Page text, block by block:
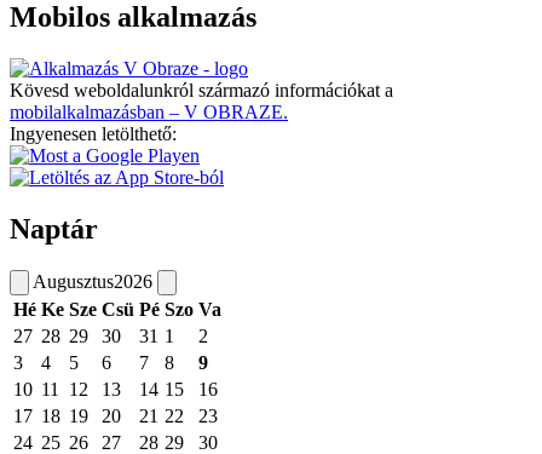
Mobilos alkalmazás
Kövesd weboldalunkról származó információkat a
mobilalkalmazásban – V OBRAZE.
Ingyenesen letölthető:
Naptár
Augusztus2026
Hé Ke Sze Csü Pé Szo Va
27 28 29 30 31 1
2
3
4 5 6 7 8
9
10 11 12 13 14 15
16
17 18 19 20 21 22
23
24 25 26 27 28 29
30